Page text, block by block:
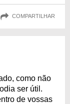
COMPARTILHAR
como não
ser útil.
de vossas